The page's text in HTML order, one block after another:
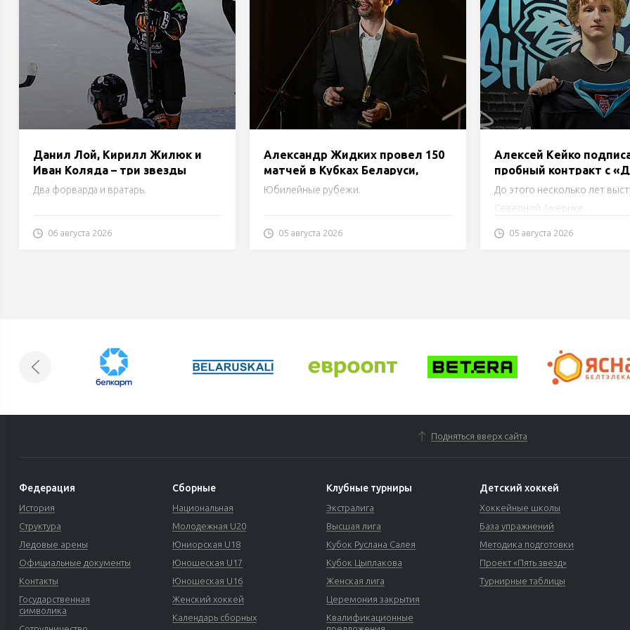
Данил Лой, Кирилл Жилюк и
Иван Коляда – три звезды
среды в Кубке Салея 2026
Два форварда и вратарь.
06 августа 2026
Александр Жидких провел 150
матчей в Кубках Беларуси,
Михаил Хоромандо добрался
Юбилейные рубежи.
05 августа 2026
Алексей Кейко
пробный контракт с
Шинником»
До этого несколько лет
Северной Америке.
05 августа 2026
Подняться вверх сайта
Федерация
История
Структура
Ледовые арены
Официальные документы
Контакты
Государственная
символика
Сборные
Национальная
Молодежная U20
Юниорская U18
Юношеская U17
Юношеская U16
Женский хоккей
Календарь сборных
Клубные турниры
Экстралига
Высшая лига
Кубок Руслана Салея
Кубок Цыплакова
Женская лига
Церемония закрытия
Квалификационные
Детский хоккей
Хоккейные школы
База упражнений
Методика подготовки
Проект «Пять звезд»
Турнирные таблицы